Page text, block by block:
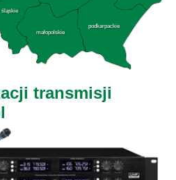
śląskie
małopolskie
podkarpackie
transmisji